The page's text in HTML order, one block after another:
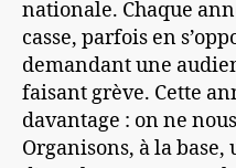
nationale. Chaque
casse, parfois en
demandant une
faisant grève. Cette
davantage : on ne
Organisons, à la